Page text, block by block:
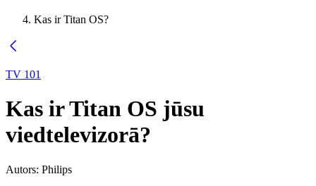
Kas ir Titan OS?
TV 101
Kas ir Titan OS jūsu
viedtelevizorā?
Autors: Philips